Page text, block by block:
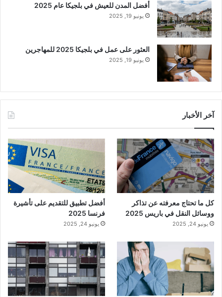
أفضل المدن للعيش في بلجيكا عام 2025
يونيو 19, 2025
العثور على عمل في بلجيكا 2025 للمهاجرين
يونيو 19, 2025
آخر الأخبار
كل ما تحتاج معرفته عن تذاكر
ووسائل النقل في باريس 2025
يونيو 24, 2025
أفضل تطبيق للتقديم على تأشيرة
فرنسا 2025
يونيو 24, 2025